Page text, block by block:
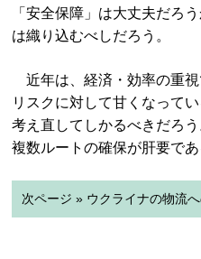
「安全保障」は大丈夫だろ
は織り込むべしだろう。
近年は、経済・効率の重
リスクに対して甘くなって
考え直してしかるべきだろ
複数ルートの確保が肝要であ
次ページ » ウクライナの物流